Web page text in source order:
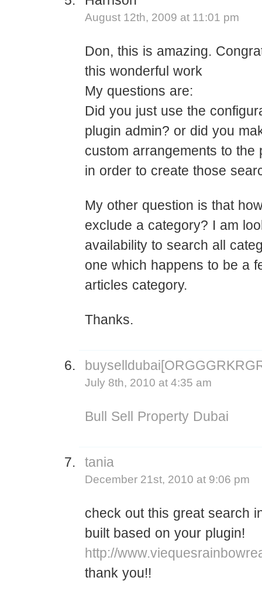
August 12th, 2009 at 11:01 pm
Don, this is amazing.
this wonderful work
My questions are:
Did you just use the
plugin admin? or did you
custom arrangements to the
in order to create those
My other question is that
exclude a category? I am
availability to search all
one which happens to be a
articles category.
Thanks.
July 8th, 2010 at 4:35 am
Bull Sell Property Dubai
tania
December 21st, 2010 at 9:06 pm
check out this great search
built based on your plugin!
http://
thank you!!